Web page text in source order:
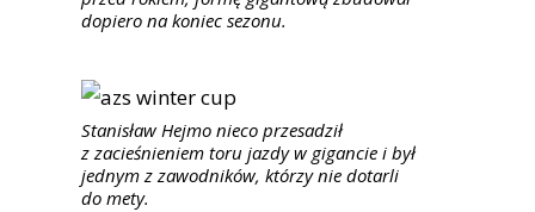
dopiero na koniec sezonu.
Stanisław Hejmo nieco przesadził
z zacieśnieniem toru jazdy w gigancie i był
jednym z zawodników, którzy nie dotarli
do mety.